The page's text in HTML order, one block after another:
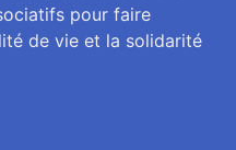
pour faire
de vie et la solidarité